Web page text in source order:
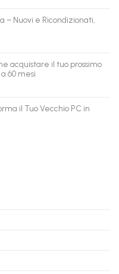
– Nuovi e Ricondizionati,
acquistare il tuo prossimo
60 mesi
il Tuo Vecchio PC in